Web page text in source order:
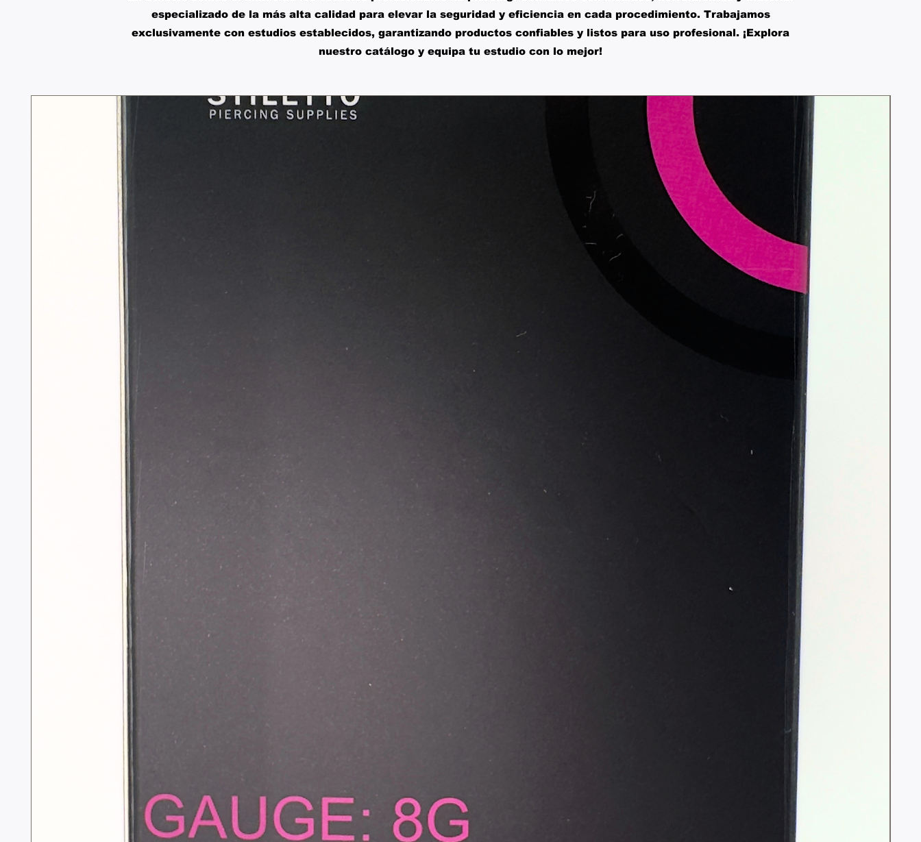
especializado de la más alta calidad para elevar la seguridad y eficiencia en cada procedimiento. Trabajamos
exclusivamente con estudios establecidos, garantizando productos confiables y listos para uso profesional. ¡Explora
nuestro catálogo y equipa tu estudio con lo mejor!